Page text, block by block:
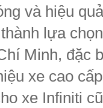
và hiệu
lựa
Minh, đặc
xe cao
xe Infiniti